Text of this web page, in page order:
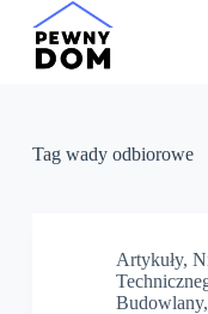
P
Tagwady odbiorowe
Artykuły,
Budowlany,